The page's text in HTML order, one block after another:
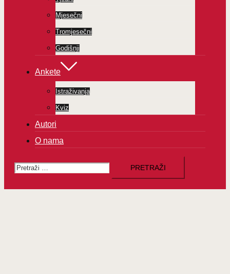
Mjesečni
Tromjesečni
Godišnji
Ankete
Istraživanja
Kviz
Autori
O nama
Pretraži: